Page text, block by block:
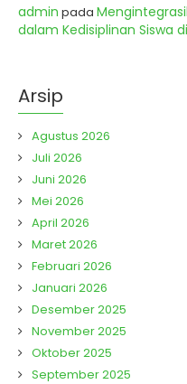
admin pada
dalam Kedisiplinan Siswa
Arsip
Agustus 2026
Juli 2026
Juni 2026
Mei 2026
April 2026
Maret 2026
Februari 2026
Januari 2026
Desember 2025
November 2025
Oktober 2025
September 2025